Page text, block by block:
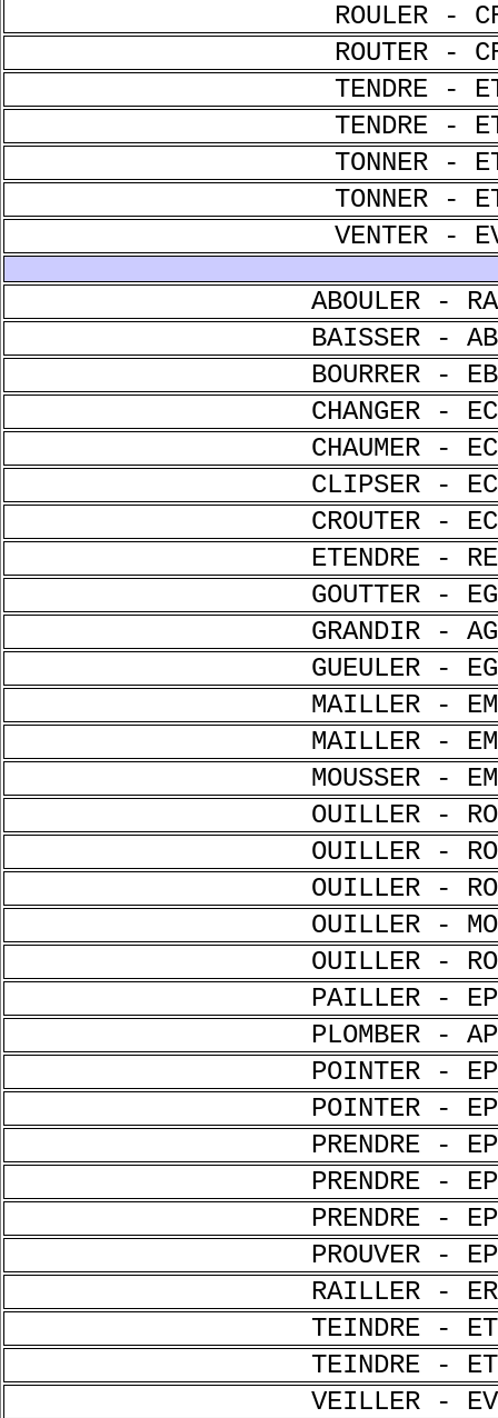
ROULER -
ROUTER -
TENDRE -
TENDRE -
TONNER -
TONNER -
VENTER -
ABOULER -
BAISSER -
BOURRER -
CHANGER -
CHAUMER -
CLIPSER -
CROUTER -
ETENDRE -
GOUTTER -
GRANDIR -
GUEULER -
MAILLER -
MAILLER -
MOUSSER -
OUILLER -
OUILLER -
OUILLER -
OUILLER -
OUILLER -
PAILLER -
PLOMBER -
POINTER -
POINTER -
PRENDRE -
PRENDRE -
PRENDRE -
PROUVER -
RAILLER -
TEINDRE -
TEINDRE -
VEILLER -